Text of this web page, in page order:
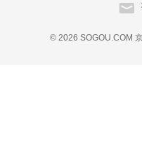
© 2026 SOGOU.COM